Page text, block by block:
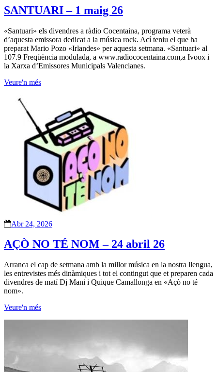
SANTUARI – 1 maig 26
«Santuari» els divendres a ràdio Cocentaina, programa veterà
d’aquesta emissora dedicat a la música rock. Ací teniu el que ha
preparat Mario Pozo «Irlandes» per aquesta setmana. «Santuari» al
107.9 Freqüència modulada, a www.radiococentaina.com,a Ivoox i
la Xarxa d’Emissores Municipals Valencianes.
Veure'n més
Abr 24, 2026
AÇÒ NO TÉ NOM – 24 abril 26
Arranca el cap de setmana amb la millor música en la nostra llengua,
les entrevistes més dinàmiques i tot el contingut que et preparen cada
divendres de matí Dj Mani i Quique Camallonga en «Açò no té
nom».
Veure'n més